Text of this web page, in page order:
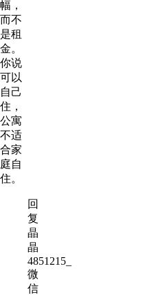
幅，
而不
是租
金。
你说
可以
自己
住，
公寓
不适
合家
庭自
住。
回
复
晶
晶
4851215_
微
信